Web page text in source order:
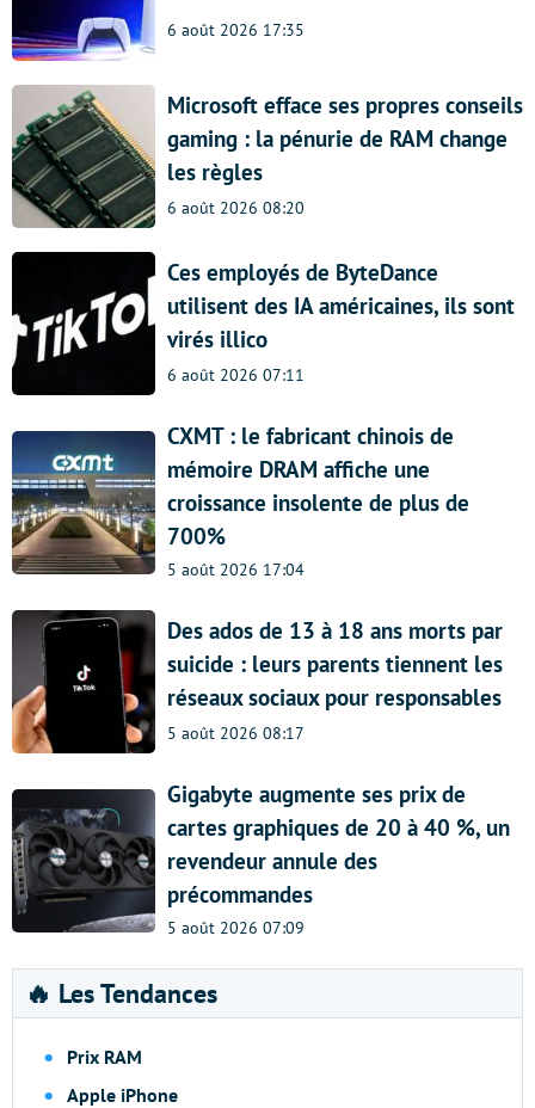
6 août 2026 17:35
Microsoft efface ses propres conseils
gaming : la pénurie de RAM change
les règles
6 août 2026 08:20
Ces employés de ByteDance
utilisent des IA américaines, ils sont
virés illico
6 août 2026 07:11
CXMT : le fabricant chinois de
mémoire DRAM affiche une
croissance insolente de plus de
700%
5 août 2026 17:04
Des ados de 13 à 18 ans morts par
suicide : leurs parents tiennent les
réseaux sociaux pour responsables
5 août 2026 08:17
Gigabyte augmente ses prix de
cartes graphiques de 20 à 40 %, un
revendeur annule des
précommandes
5 août 2026 07:09
🔥 Les Tendances
Prix RAM
Apple iPhone